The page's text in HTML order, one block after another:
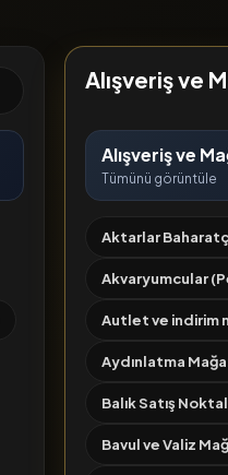
Alışveriş ve
Alışveriş ve
Tümünü görüntüle
Aktarlar
Akvaryumcular
Autlet ve indirim
Aydınlatma
Balık Satış
Bavul ve Valiz